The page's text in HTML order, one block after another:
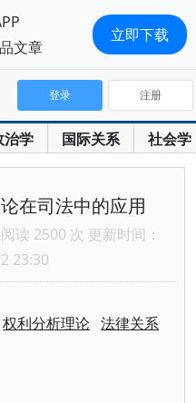
治学 国际关系 社会学
登录 注册
在司法中的应用
读 2500 次 更新时间：
23:30
权利分析理论 法律关系
文章
立即下载